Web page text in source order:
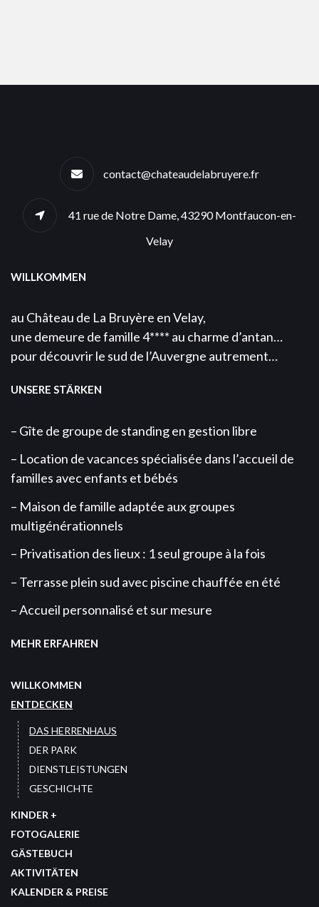
contact@chateaudelabruyere.fr
41 rue de Notre Dame, 43290 Montfaucon-en-
Velay
WILLKOMMEN
au Château de La Bruyère en Velay,
une demeure de famille 4**** au charme d’antan…
pour découvrir le sud de l’Auvergne autrement…
UNSERE STÄRKEN
– Gîte de groupe de standing en gestion libre
– Location de vacances spécialisée dans l’accueil de
familles avec enfants et bébés
– Maison de famille adaptée aux groupes
multigénérationnels
– Privatisation des lieux : 1 seul groupe à la fois
– Terrasse plein sud avec piscine chauffée en été
– Accueil personnalisé et sur mesure
MEHR ERFAHREN
WILLKOMMEN
ENTDECKEN
DAS HERRENHAUS
DER PARK
DIENSTLEISTUNGEN
GESCHICHTE
KINDER +
FOTOGALERIE
GÄSTEBUCH
AKTIVITÄTEN
KALENDER & PREISE